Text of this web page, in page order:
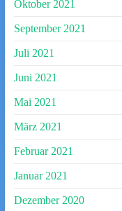
Oktober 2021
September 2021
Juli 2021
Juni 2021
Mai 2021
März 2021
Februar 2021
Januar 2021
Dezember 2020